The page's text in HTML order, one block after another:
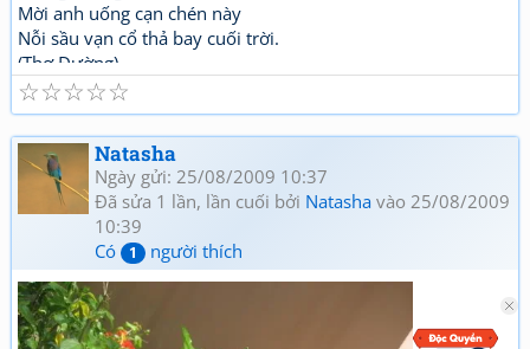
Mời anh uống cạn chén này
Nỗi sầu vạn cổ thả bay cuối trời.
(Thơ Đường)
☆
☆
☆
☆
☆
Natasha
Ngày gửi: 25/08/2009 10:37
Đã sửa 1 lần, lần cuối bởi Natasha vào 25/08/2009
10:39
Có
1 người thích